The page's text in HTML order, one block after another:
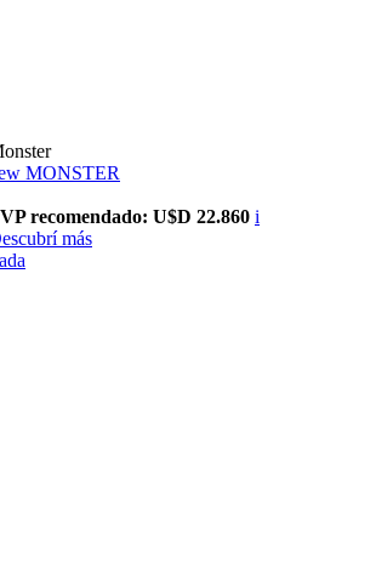
MONSTER
recomendado: U$D 22.860 i
más